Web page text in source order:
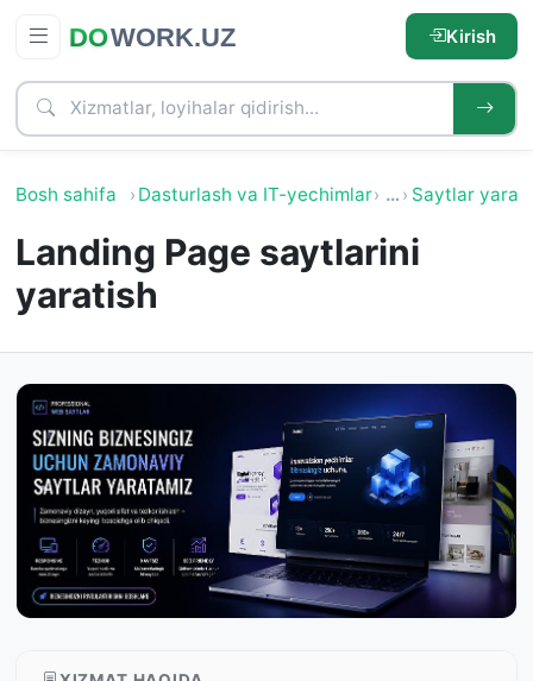
Kirish
Bosh sahifa Dasturlash va IT-yechimlar … Saytlar
Landing Page saytlarini
yaratish